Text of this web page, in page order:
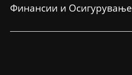
Финансии и Осигурување